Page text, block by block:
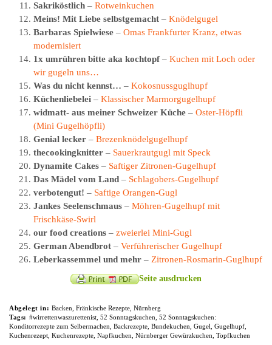
Sakriköstlich – Rotweinkuchen
Meins! Mit Liebe selbstgemacht – Knödelgugel
Barbaras Spielwiese – Omas Frankfurter Kranz, etwas
modernisiert
1x umrühren bitte aka kochtopf – Kuchen mit Loch oder
wir gugeln uns…
Was du nicht kennst… – Kokosnussguglhupf
Küchenliebelei – Klassischer Marmorgugelhupf
widmatt- aus meiner Schweizer Küche – Oster-Höpfli
(Mini Gugelhöpfli)
Genial lecker – Brezenknödelgugelhupf
thecookingknitter – Sauerkrautgugl mit Speck
Dynamite Cakes – Saftiger Zitronen-Gugelhupf
Das Mädel vom Land – Schlagobers-Gugelhupf
verbotengut! – Saftige Orangen-Gugl
Jankes Seelenschmaus – Möhren-Gugelhupf mit
Frischkäse-Swirl
our food creations – zweierlei Mini-Gugl
German Abendbrot – Verführerischer Gugelhupf
Leberkassemmel und mehr – Zitronen-Rosmarin-Guglhupf
Seite ausdrucken
Abgelegt in: Backen Fränkische Rezepte, Nürnberg
Tags: #wirrettenwaszurettenist, 52 Sonntagskuchen 52 Sonntagskuchen:
Konditorrezepte zum Selbermachen Backrezepte Bundekuchen Gugel Gugelhupf
Kuchenrezept Kuchenrezepte Napfkuchen Nürnberger Gewürzkuchen Topfkuchen